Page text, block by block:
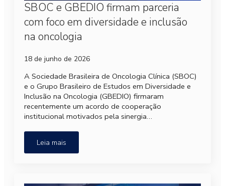
SBOC e GBEDIO firmam parceria
com foco em diversidade e inclusão
na oncologia
18 de junho de 2026
A Sociedade Brasileira de Oncologia Clínica (SBOC)
e o Grupo Brasileiro de Estudos em Diversidade e
Inclusão na Oncologia (GBEDIO) firmaram
recentemente um acordo de cooperação
institucional motivados pela sinergia…
Leia mais